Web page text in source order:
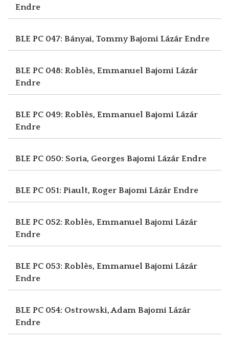
Endre
BLE PC 047: Bányai, TommyBajomi Lázár Endre
BLE PC 048: Roblès, Emmanuel Bajomi Lázár
Endre
BLE PC 049: Roblès, Emmanuel Bajomi Lázár
Endre
BLE PC 050: Soria, Georges Bajomi Lázár Endre
BLE PC 051: Piault, Roger Bajomi Lázár Endre
BLE PC 052: Roblès, Emmanuel Bajomi Lázár
Endre
BLE PC 053: Roblès, Emmanuel Bajomi Lázár
Endre
BLE PC 054: Ostrowski, Adam Bajomi Lázár
Endre